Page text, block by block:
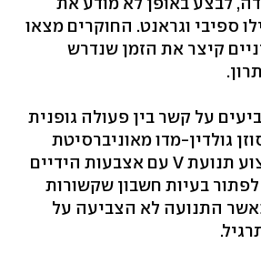
ספיבי וגראנט. החוקרים מצאו
קיצר את הזמן שנדרש
על קשר בין פעולה גופנית
גולדין-מדו מאוניברסיטת
שיקגו מצאה, כי ביצוע תנועת V עם אצבעות הידיים
בעיות חשבון שקשורות
התנועה לא הצביעה על